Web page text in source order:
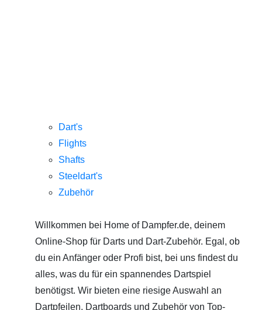
Dart's
Flights
Shafts
Steeldart's
Zubehör
Willkommen bei Home of Dampfer.de, deinem
Online-Shop für Darts und Dart-Zubehör. Egal, ob
du ein Anfänger oder Profi bist, bei uns findest du
alles, was du für ein spannendes Dartspiel
benötigst. Wir bieten eine riesige Auswahl an
Dartpfeilen, Dartboards und Zubehör von Top-